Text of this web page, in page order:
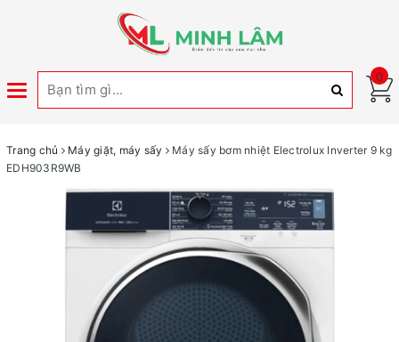
Toggle
0
Trang chủ Máy giặt, máy sấy
Máy sấy bơm nhiệt Electrolux Inverter 9 kg
EDH903R9WB